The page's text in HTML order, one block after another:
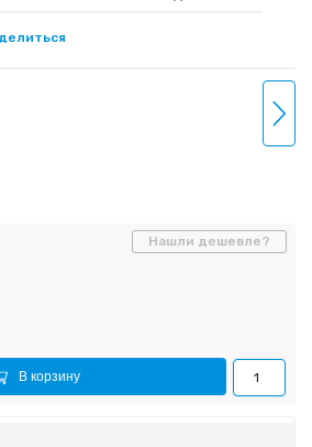
В корзину
Нашли дешевле?